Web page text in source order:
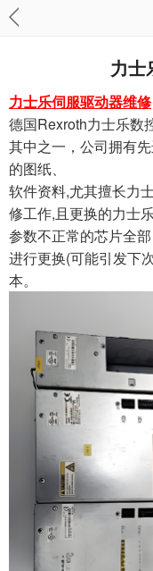
力士
力士乐伺服驱动器维修
德国Rexroth力士乐数
其中之一，公司拥有
的图纸、
软件资料,尤其擅长力
修工作,且更换的力士
参数不正常的芯片全部
进行更换(可能引发下
本。